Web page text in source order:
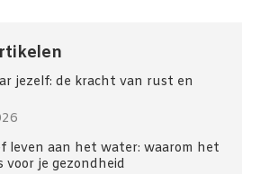
jezelf: de kracht van rust en
leven aan het water: waarom het
voor je gezondheid